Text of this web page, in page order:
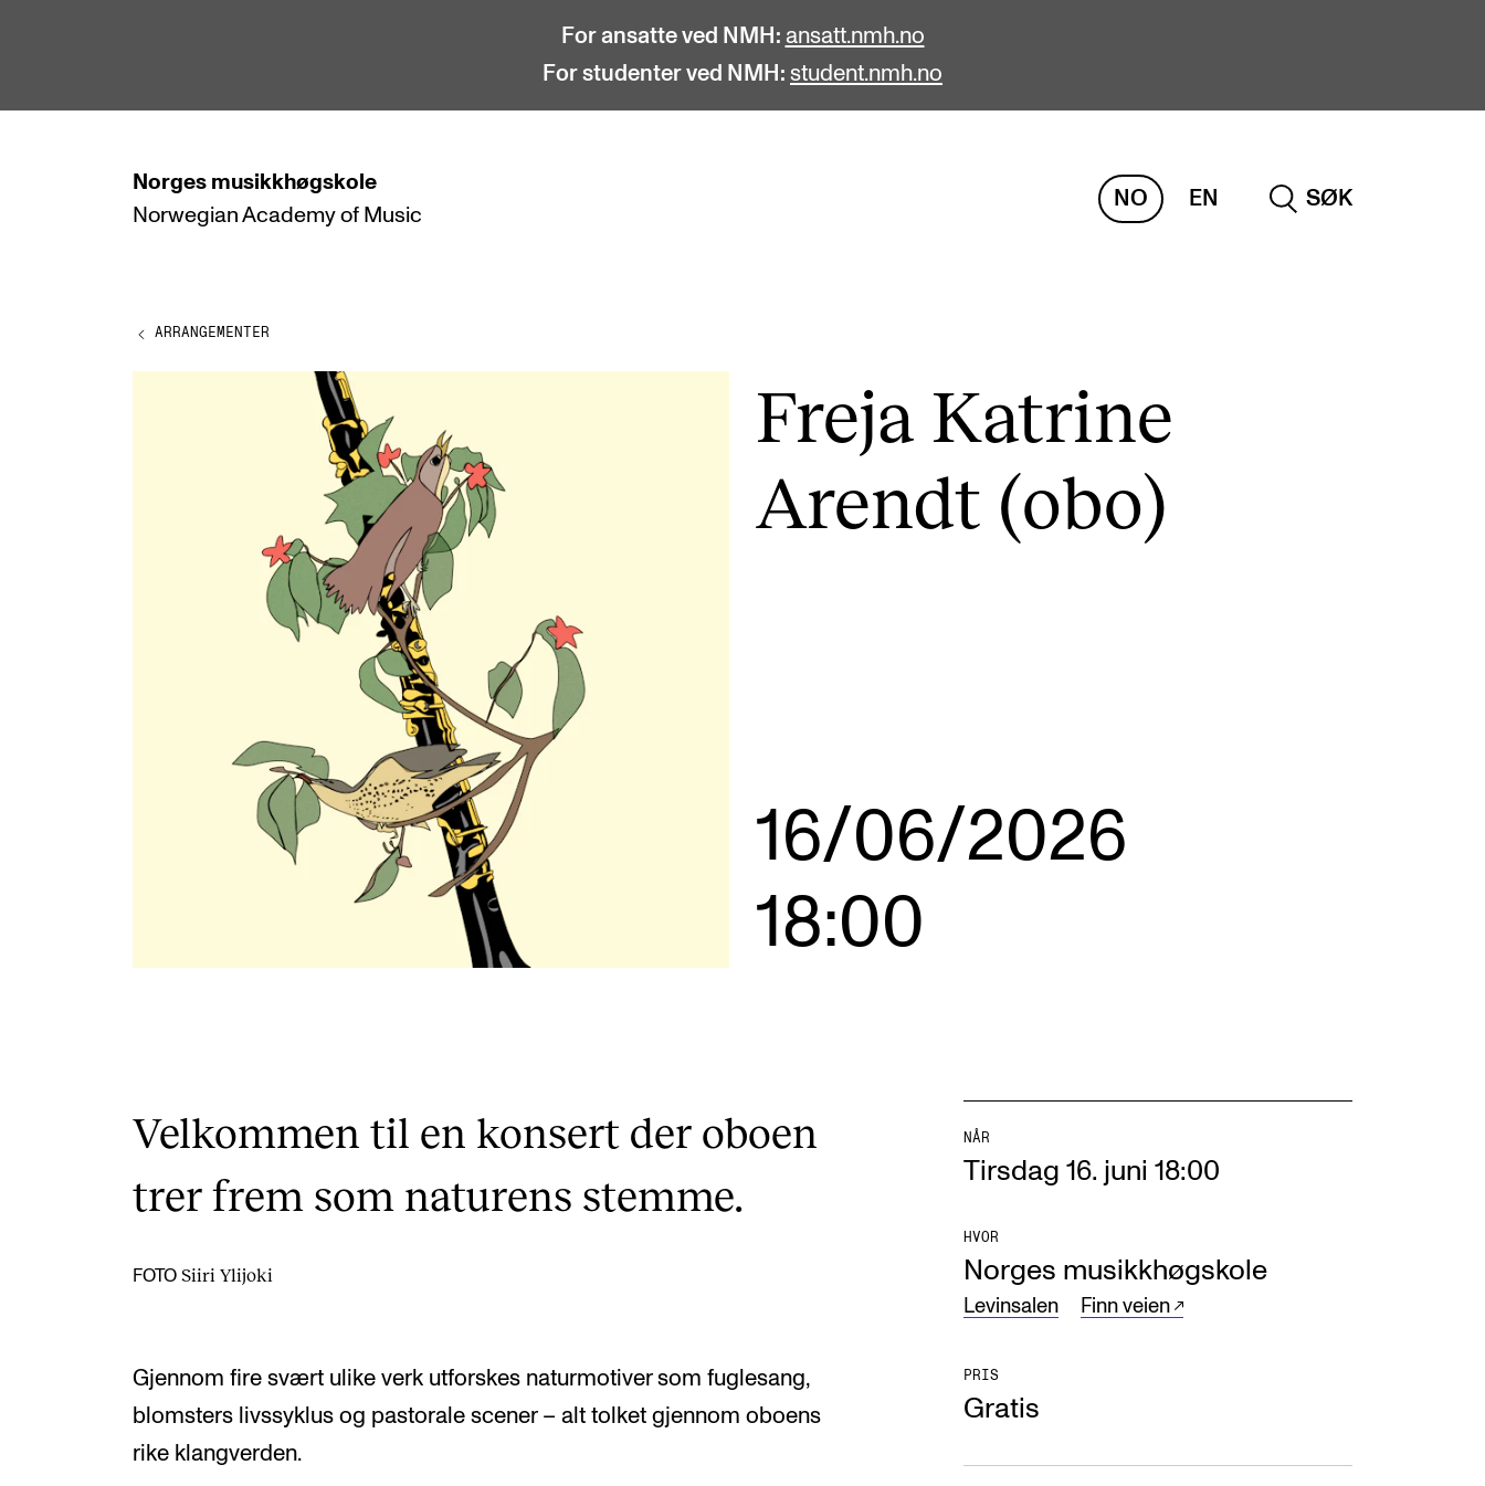
For ansatte ved NMH: ansatt.nmh.no
For studenter ved NMH: student.nmh.no
Norges musikkhøgskole
Norwegian Academy of Music
NO EN
SØK
STUDIER
Bachelor
Master
Årsstudium og videreutdanning
Etterutdanning og kurs
Fagmiljøer
Studentutvalet SUT (student.nmh.no)
Prosjekter
Internasjonal strategi
Samarbeidsprosjekter
AKTUELT
Arrangementer og konserter
Finn ansatte
For ansatte og studenter
ARRANGEMENTER
Freja Katrine
Arendt (obo)
16/06/2026
18:00
Velkommen til en konsert der oboen
trer frem som naturens stemme.
NÅR
Tirsdag 16. juni 18:00
HVOR
Norges musikkhøgskole
Levinsalen Finn veien
PRIS
Gratis
FOTO Siiri Ylijoki
Gjennom fire svært ulike verk utforskes naturmotiver som fuglesang,
blomsters livssyklus og pastorale scener – alt tolket gjennom oboens
rike klangverden.